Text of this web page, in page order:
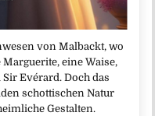
von Malbackt, wo
eine Waise,
Evérard. Doch das
schottischen Natur
Gestalten.